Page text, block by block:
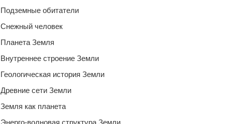
Подземные обитатели
Снежный человек
Планета Земля
Внутреннее строение Земли
Геологическая история Земли
Древние сети Земли
Земля как планета
Энерго-волновая структура Земли